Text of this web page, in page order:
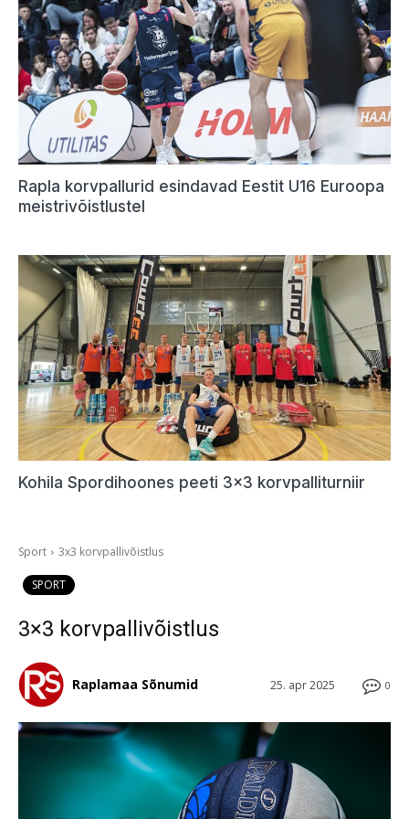
Rapla korvpallurid esindavad Eestit U16 Euroopa
meistrivõistlustel
Kohila Spordihoones peeti 3×3 korvpalliturniir